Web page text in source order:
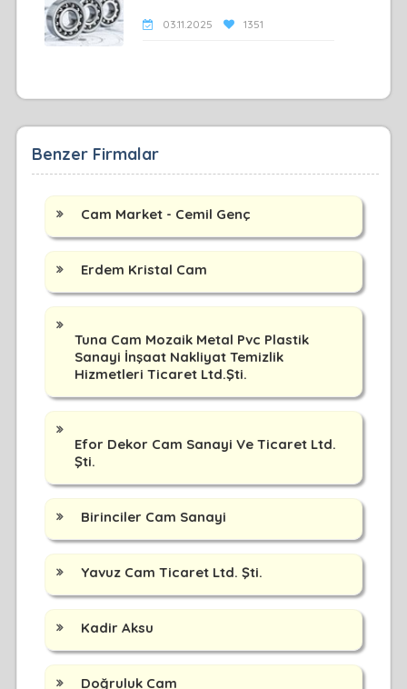
03.11.2025 1351
Benzer Firmalar
Cam Market - Cemil Genç
Erdem Kristal Cam
Tuna Cam Mozaik Metal Pvc Plastik
Sanayi İnşaat Nakliyat Temizlik
Hizmetleri Ticaret Ltd.Şti.
Efor Dekor Cam Sanayi Ve Ticaret Ltd.
Şti.
Birinciler Cam Sanayi
Yavuz Cam Ticaret Ltd. Şti.
Kadir Aksu
Doğruluk Cam